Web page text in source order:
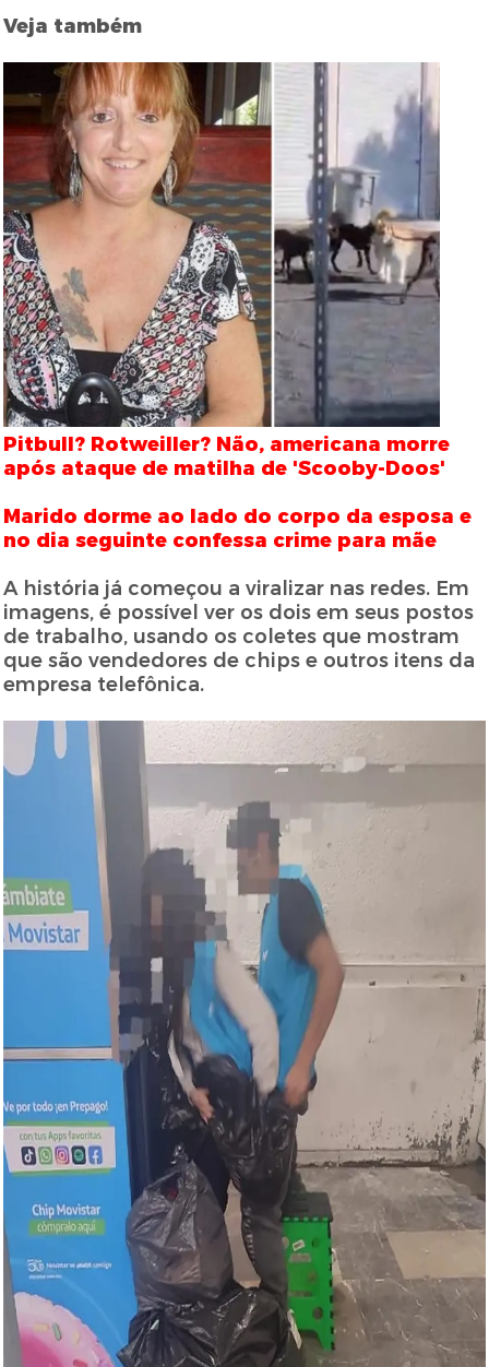
Veja também
Pitbull? Rotweiller? Não, americana morre
após ataque de matilha de 'Scooby-Doos'
Marido dorme ao lado do corpo da esposa e
no dia seguinte confessa crime para mãe
A história já começou a viralizar nas redes. Em
imagens, é possível ver os dois em seus postos
de trabalho, usando os coletes que mostram
que são vendedores de chips e outros itens da
empresa telefônica.